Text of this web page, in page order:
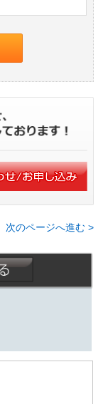
次のページへ進む >